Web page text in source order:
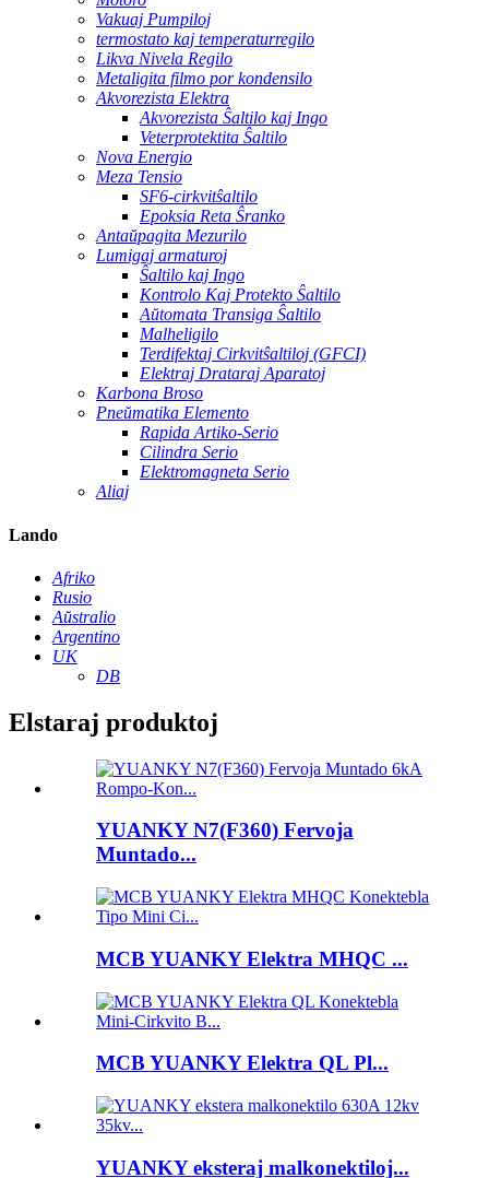
Vakuaj Pumpiloj
termostato kaj temperaturregilo
Likva Nivela Regilo
Metaligita filmo por kondensilo
Akvorezista Elektra
Akvorezista Ŝaltilo kaj Ingo
Veterprotektita Ŝaltilo
Nova Energio
Meza Tensio
SF6-cirkvitŝaltilo
Epoksia Reta Ŝranko
Antaŭpagita Mezurilo
Lumigaj armaturoj
Ŝaltilo kaj Ingo
Kontrolo Kaj Protekto Ŝaltilo
Aŭtomata Transiga Ŝaltilo
Malheligilo
Terdifektaj Cirkvitŝaltiloj (GFCI)
Elektraj Drataraj Aparatoj
Karbona Broso
Pneŭmatika Elemento
Rapida Artiko-Serio
Cilindra Serio
Elektromagneta Serio
Aliaj
Lando
Afriko
Rusio
Aŭstralio
Argentino
UK
DB
Elstaraj produktoj
YUANKY N7(F360) Fervoja
Muntado...
MCB YUANKY Elektra MHQC ...
MCB YUANKY Elektra QL Pl...
YUANKY eksteraj malkonektiloj...